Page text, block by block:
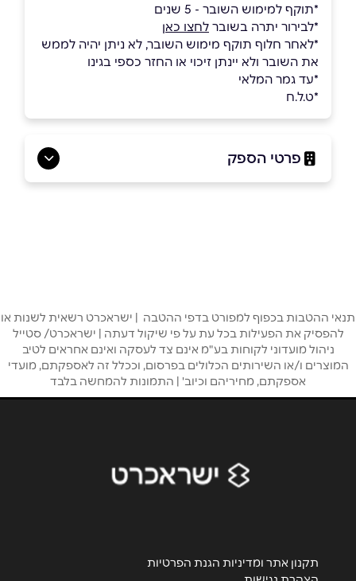
*תוקף למימוש השובר - 5 שנים
*לבירור יתרה בשובר לחצו כאן
*לאחר חלוף תוקף מימוש השובר, לא ניתן יהיה לממש
את השובר ולא יינתן זיכוי או החזר כספי בגינו
*עד גמר המלאי
*ט.ל.ח
פרטי הספק
אימייל*
נושא*
תנאי ההטבות בכפוף למפורט בדפי ההטבה | ישראכרט רשאית לשנות או
להפסיק את הפעילות בכל עת על פי שיקול דעתה | ישראכרט/ סטייל
ניהול מועדוני לקוחות בע"מ אינם צד לעסקה ואינם אחראים לטיב
המוצרים ו/או השירותים הכלולים בפרסום, וככלל זה לאספקתם, מועדי
אספקתם, מחיריהם וכיוב' | התמונות להמחשה בלבד
תקנון אתר ומדיניות הגנת הפרטיות